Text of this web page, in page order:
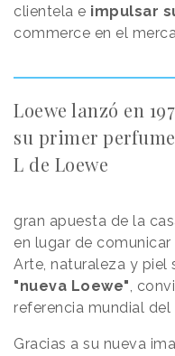
clientela e impulsar
commerce en el
Loewe lanzó en
su primer
L de Loewe
gran apuesta de la
en lugar de
Arte, naturaleza y piel
"nueva Loewe",
referencia mundial
Gracias a su nueva